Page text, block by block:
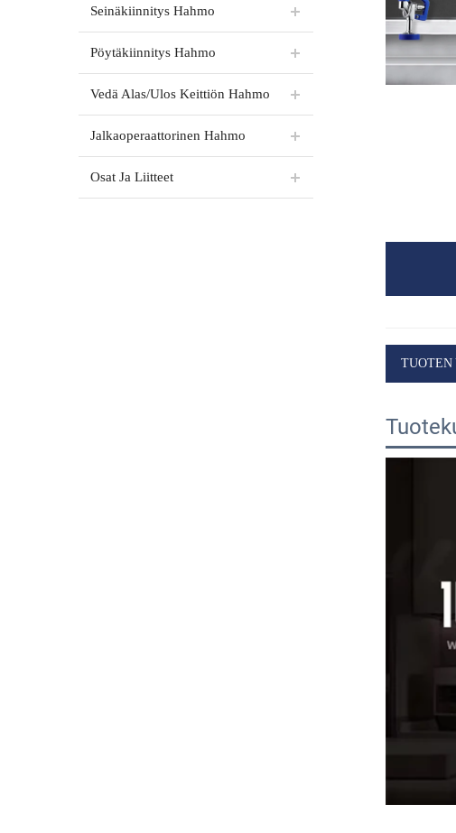
Seinäkiinnitys Hahmo
Pöytäkiinnitys Hahmo
Vedä Alas/Ulos Keittiön Hahmo
Jalkaoperaattorinen Hahmo
Osat Ja Liitteet